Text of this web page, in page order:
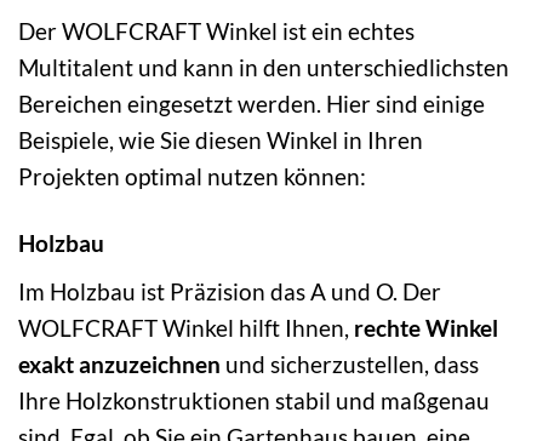
Der WOLFCRAFT Winkel ist ein echtes
Multitalent und kann in den unterschiedlichsten
Bereichen eingesetzt werden. Hier sind einige
Beispiele, wie Sie diesen Winkel in Ihren
Projekten optimal nutzen können:
Holzbau
Im Holzbau ist Präzision das A und O. Der
WOLFCRAFT Winkel hilft Ihnen, rechte Winkel
exakt anzuzeichnen und sicherzustellen, dass
Ihre Holzkonstruktionen stabil und maßgenau